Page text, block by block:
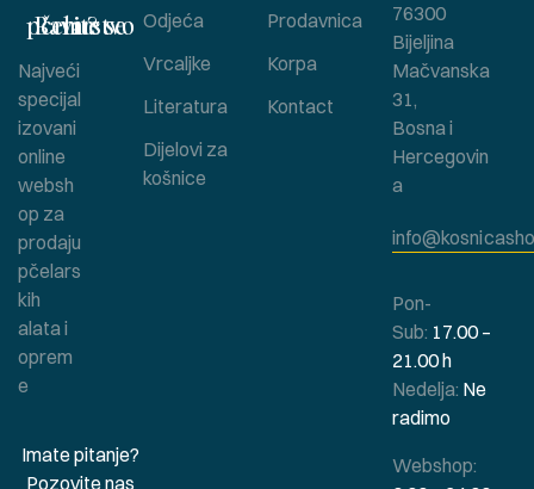
Odjeća
Vrcaljke
Literatura
Dijelovi za
košnice
Prodavnica
Korpa
Kontact
Bavite se pčelarstvom ?
Najveći
specijal
izovani
online
websh
op za
prodaju
pčelars
kih
alata i
oprem
e
Imate pitanje?
Pozovite nas
76300
Bijeljina
Mačvanska
31,
Bosna i
Hercegovin
a
Pon-
Sub: 17.00 –
21.00 h
Nedelja: Ne
radimo
Webshop: